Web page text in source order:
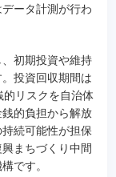
ータ計測が行わ
初期投資や維持
投資回収期間は
リスクを自治体
的負担から解放
続可能性が担保
まちづくり中間
です。